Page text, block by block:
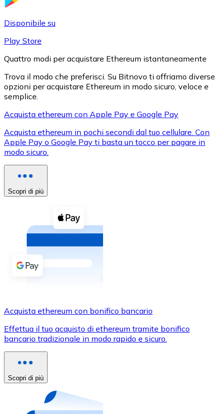
XRP
XRP
Vedi tutto
Buoni cripto
Acquista criptovalute in contanti e altri mezzi di
Acquista con contanti
Bonifico SEPA
Usa le carte Visa e Mastercard per acquistare
Acquista con carta
Acquista gift card dei tuoi marchi preferiti con
Disponibile su
Play Store
Quattro modi per acquistare Ethereum istantaneamente
Trova il modo che preferisci. Su Bitnovo ti offriamo diverse
opzioni per acquistare Ethereum in modo sicuro, veloce e
semplice.
Acquista ethereum con Apple Pay e Google Pay
Acquista ethereum in pochi secondi dal tuo cellulare. Con
Apple Pay o Google Pay ti basta un tocco per pagare in
modo sicuro.
Scopri di più
Acquista ethereum con bonifico bancario
Effettua il tuo acquisto di ethereum tramite bonifico
bancario tradizionale in modo rapido e sicuro.
Scopri di più